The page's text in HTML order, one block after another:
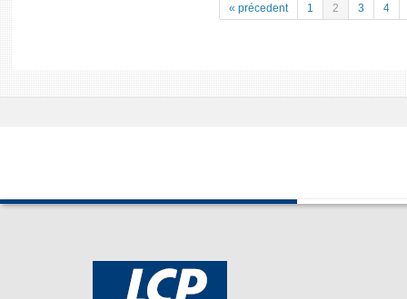
« précedent 1 2 3 4